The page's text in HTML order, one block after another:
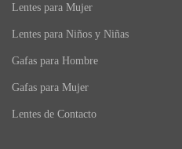
Lentes para Mujer
Lentes para Niños y Niñas
Gafas para Hombre
Gafas para Mujer
Lentes de Contacto